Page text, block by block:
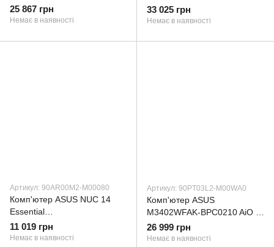
(I3M16INT.C0031)
25 867 грн
Немає в наявності
(I3M16INTWP.C0018)
33 025 грн
Немає в наявності
Артикул: 90AR00M2-M00080
Комп'ютер ASUS NUC 14
Essential
RNUC14MNK9700002 Slim
Kit(L6) / N97, M.2 22x80
11 019 грн
Немає в наявності
Артикул: 90PT03L2-M00WA0
Комп'ютер ASUS
M3402WFAK-BPC0210 AiO /
Ryzen5 7520U, 16, 256, WiFi,
кл+м (90PT03L2-M00WA0)
26 999 грн
Немає в наявності